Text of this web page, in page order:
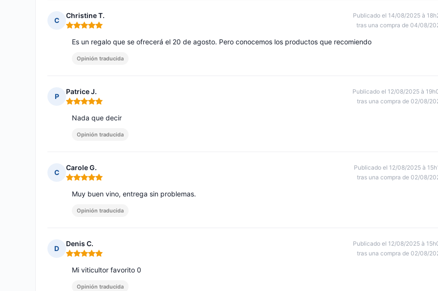
C
Christine T.
Nota: 5 de 5
Publicado el 14/08/2025 à
tras una compra de 04/08/
Es un regalo que se ofrecerá el 20 de agosto. Pero conocemos los productos que recomiendo
Opinión traducida
P
Patrice J.
Nota: 5 de 5
Publicado el 12/08/2025 à
tras una compra de 02/08/
Nada que decir
Opinión traducida
C
Carole G.
Nota: 5 de 5
Publicado el 12/08/2025 à
tras una compra de 02/08/
Muy buen vino, entrega sin problemas.
Opinión traducida
D
Denis C.
Nota: 5 de 5
Publicado el 12/08/2025 à
tras una compra de 02/08/
Mi viticultor favorito 0
Opinión traducida